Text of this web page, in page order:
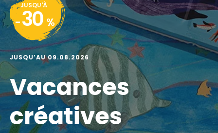
JUSQU'À
- 30 %
JUSQU’AU 09.08.2026
Vacances
créatives